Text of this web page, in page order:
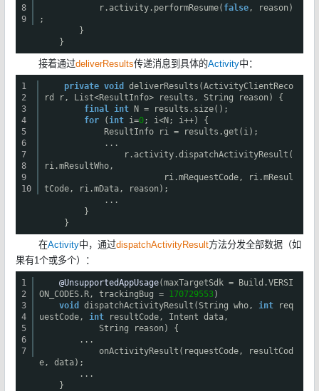
8
9
r.activity.performResume( false, reason)
;
}
}
接着通过deliverResults传递消息到具体的Activity中：
1
2
3
4
5
6
7
8
9
10
private void
deliverResults(ActivityClientReco
rd r, List<ResultInfo> results, String reason) {
final int N = results.size();
for
(int i=0; i<N; i++) {
ResultInfo ri = results.get(i);
...
r.activity.dispatchActivityResult(
ri.mResultWho,
ri.mRequestCode, ri.mResul
tCode, ri.mData, reason);
...
}
}
在Activity中，通过dispatchActivityResult方法分发全部数据（如
果有1个或多个）：
1
2
3
4
5
6
7
@UnsupportedAppUsage(maxTargetSdk = Build.VERSI
ON_CODES.R, trackingBug = 170729553)
void
dispatchActivityResult(String who, int
req
uestCode, int
resultCode, Intent data,
String reason) {
...
onActivityResult(requestCode, resultCod
e, data);
...
}